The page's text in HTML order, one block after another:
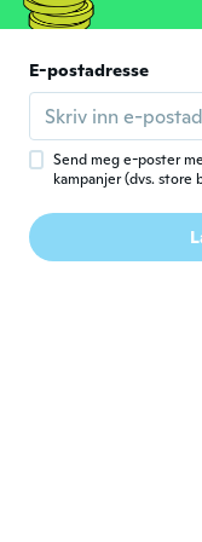
ca. 6 år siden
Gabriella
Ble med i
E-postadresse
Send meg e-poster
kampanjer (dvs. store